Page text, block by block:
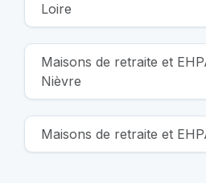
Loire
Maisons de retraite et
Nièvre
Maisons de retraite et